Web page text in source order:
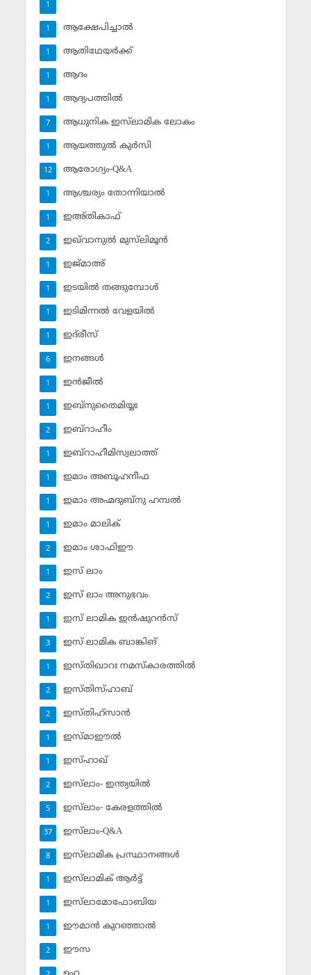
1
ആക്ഷേപിച്ചാല്‍
1
ആതിഥേയര്‍ക്ക്
1
ആദം
1
ആദ്യപത്തില്‍
1
ആധുനിക ഇസ്‌ലാമിക ലോകം
7
ആയത്തുല്‍ കുര്‍സി
1
ആരോഗ്യം-Q&A
12
ആശ്ചര്യം തോന്നിയാല്‍
1
ഇഅ്തികാഫ്‌
1
ഇഖ്‌വാനുല്‍ മുസ്‌ലിമൂന്‍
2
ഇജ്മാഅ്
1
ഇടയില്‍ തങ്ങുമ്പോള്‍
1
ഇടിമിന്നല്‍ വേളയില്‍
1
ഇദ്‌രീസ്‌
1
ഇനങ്ങള്‍
6
ഇന്‍ജീല്‍
1
ഇബ്‌നുതൈമിയ്യഃ
1
ഇബ്‌റാഹീം
2
ഇബ്‌റാഹീമിസ്വലാത്ത്
1
ഇമാം അബൂഹനീഫ
1
ഇമാം അഹ്മദുബ്‌നു ഹമ്പല്‍
1
ഇമാം മാലിക്
1
ഇമാം ശാഫിഈ
2
ഇസ് ലാം
1
ഇസ് ലാം അനുഭവം
2
ഇസ് ലാമിക ഇന്‍ഷുറന്‍സ്‌
1
ഇസ് ലാമിക ബാങ്കിങ്‌
3
ഇസ്തിഖാറഃ നമസ്‌കാരത്തില്‍
1
ഇസ്തിസ്ഹാബ്
2
ഇസ്തിഹ്‌സാന്‍
2
ഇസ്മാഈല്‍
1
ഇസ്ഹാഖ്‌
1
ഇസ്‌ലാം- ഇന്ത്യയില്‍
2
ഇസ്‌ലാം- കേരളത്തില്‍
5
ഇസ്‌ലാം-Q&A
37
ഇസ്‌ലാമിക പ്രസ്ഥാനങ്ങള്‍
8
ഇസ്‌ലാമിക് ആര്‍ട്ട്
1
ഇസ്‌ലാമോഫോബിയ
1
ഈമാന്‍ കുറഞ്ഞാല്‍
1
ഈസ
2